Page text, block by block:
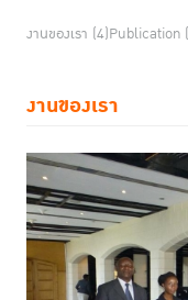
งานของเรา (4)Publication
งานของเรา